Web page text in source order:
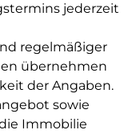
jederzeit
regelmäßiger
übernehmen
der Angaben.
sowie
Immobilie